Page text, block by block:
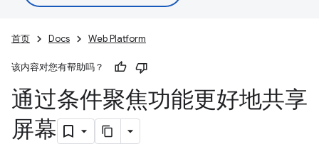
首页 Docs Web Platform
该内容对您有帮助吗？
通过条件聚焦功能更好地共享
屏幕